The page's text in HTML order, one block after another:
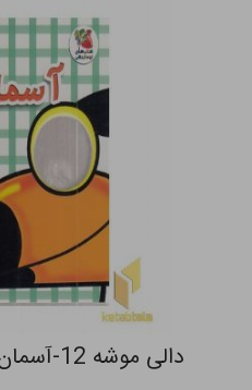
دالی موشه 12-آسمان من